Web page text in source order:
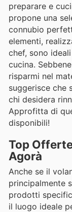
preparare e
propone una
connubio
elementi,
chef, sono
cucina.
risparmi nel
suggerisce che
chi desidera
Approfitta di
disponibili!
Top
Agorà
Anche se il
principalmente
prodotti
il luogo ideale